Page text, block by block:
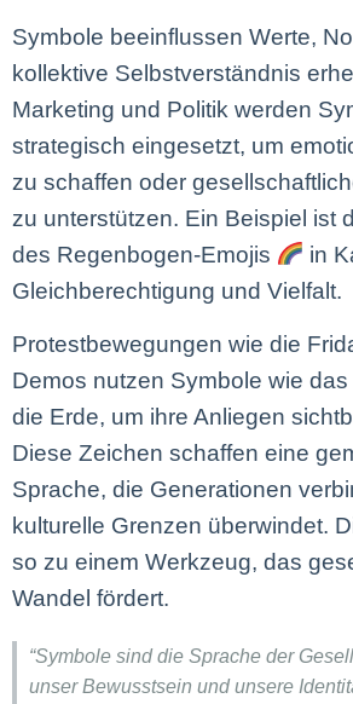
Symbole beeinflussen Werte,
kollektive Selbstverständnis
Marketing und Politik werden
strategisch eingesetzt, um
zu schaffen oder
zu unterstützen. Ein Beispiel ist
des Regenbogen-Emojis
in
Gleichberechtigung und Vielfalt.
Protestbewegungen wie die
Demos nutzen Symbole wie
die Erde, um ihre Anliegen
Diese Zeichen schaffen eine
Sprache, die Generationen
kulturelle Grenzen überwindet.
so zu einem Werkzeug, das
Wandel fördert.
“Symbole sind die Sprache der
unser Bewusstsein und unsere